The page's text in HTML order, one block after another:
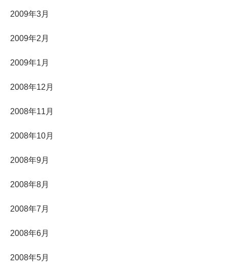
2009年3月
2009年2月
2009年1月
2008年12月
2008年11月
2008年10月
2008年9月
2008年8月
2008年7月
2008年6月
2008年5月